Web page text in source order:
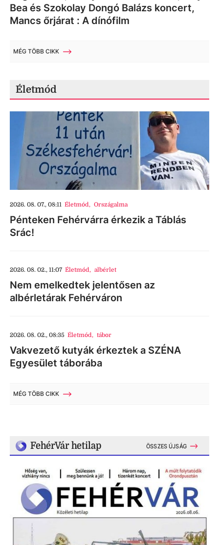
Bea és Szokolay Dongó Balázs koncert,
Mancs őrjárat : A dínófilm
MÉG TÖBB CIKK
Életmód
2026. 08. 07., 08:11 Életmód, Országalma
Pénteken Fehérvárra érkezik a Táblás
Srác!
2026. 08. 02., 11:07 Életmód, albérlet
Nem emelkedtek jelentősen az
albérletárak Fehérváron
2026. 08. 02., 08:35 Életmód, tábor
Vakvezető kutyák érkeztek a SZÉNA
Egyesület táborába
MÉG TÖBB CIKK
FehérVár hetilap ÖSSZES ÚJSÁG